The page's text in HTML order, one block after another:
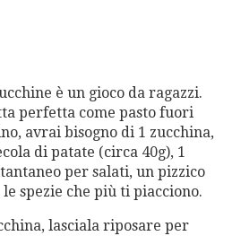
è un gioco da ragazzi.
perfetta come pasto fuori
avrai bisogno di 1 zucchina,
di patate (circa 40g), 1
per salati, un pizzico
spezie che più ti piacciono.
lasciala riposare per